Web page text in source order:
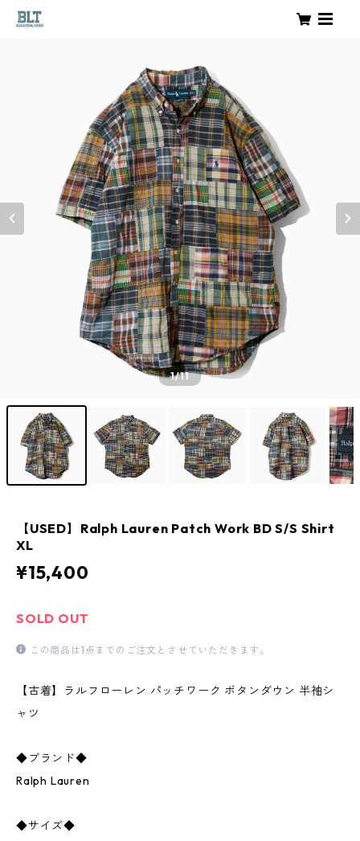
1/11
【USED】Ralph Lauren Patch Work BD S/S Shirt
XL
¥15,400
SOLD OUT
この商品は1点までのご注文とさせていただきます。
【古着】ラルフローレン パッチワーク ボタンダウン 半袖シ
ャツ
◆ブランド◆
Ralph Lauren
◆サイズ◆